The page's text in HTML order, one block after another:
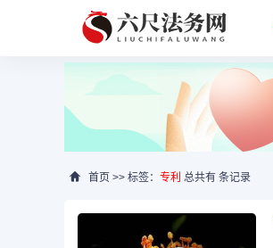
首页 >> 标签： 专利 总共有 条记录